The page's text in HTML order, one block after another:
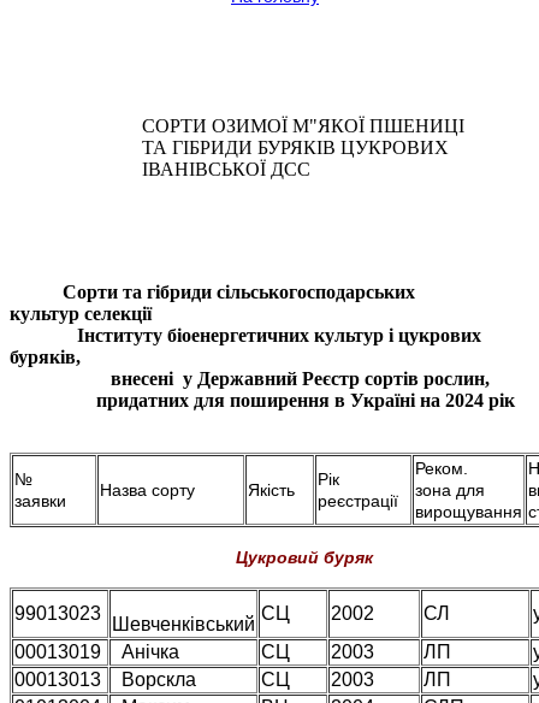
СОРТИ ОЗИМОЇ М"ЯКОЇ ПШЕНИЦІ
ТА ГІБРИДИ БУРЯКІВ ЦУКРОВИХ
ІВАНІВСЬКОЇ ДСС
Сорти та гібриди сільськогосподарських
культур селекції
Інституту біоенергетичних культур і цукрових
буряків,
внесені у Державний Реєстр сортів рослин,
придатних для поширення в Україні на 2024 рік
№
заявки
Назва сорту Якість
Рік
реєстрації
Реком.
зона для
вирощування
Цукровий буряк
99013023
Шевченківський
СЦ 2002 СЛ
00013019
Анічка СЦ 2003 ЛП
00013013
Ворскла СЦ 2003 ЛП